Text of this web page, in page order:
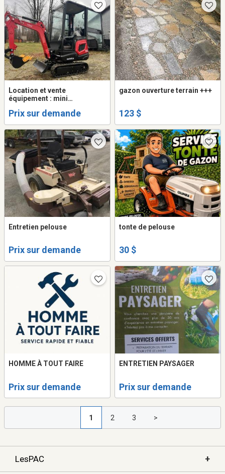
Location et vente
équipement : mini
Prix sur demande
gazon ouverture terrain +++
123 $
Entretien pelouse
Prix sur demande
tonte de pelouse
30 $
HOMME À TOUT FAIRE
Prix sur demande
ENTRETIEN PAYSAGER
Prix sur demande
1 2 3 >
LesPAC +